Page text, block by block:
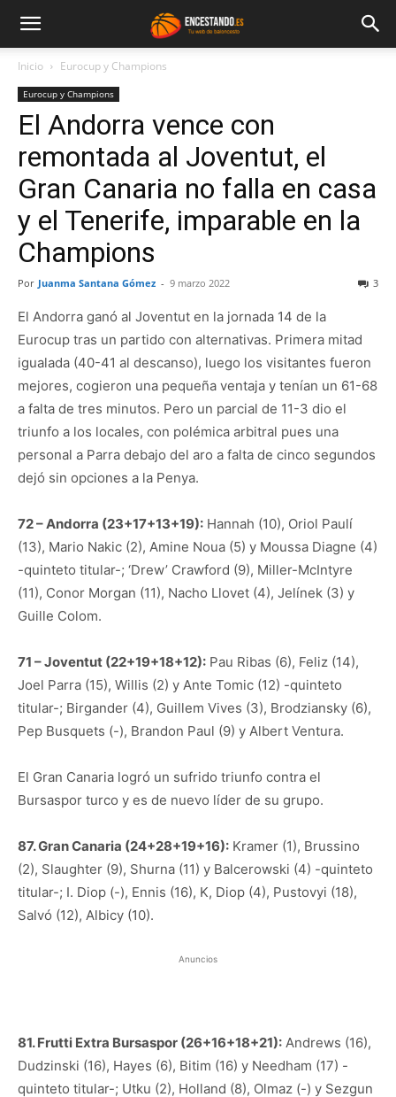
Inicio Eurocup y Champions
Eurocup y Champions
El Andorra vence con
remontada al Joventut, el
Gran Canaria no falla en casa
y el Tenerife, imparable en la
Champions
Por Juanma Santana Gómez - 9 marzo 2022 3
El Andorra ganó al Joventut en la jornada 14 de la
Eurocup tras un partido con alternativas. Primera mitad
igualada (40-41 al descanso), luego los visitantes fueron
mejores, cogieron una pequeña ventaja y tenían un 61-68
a falta de tres minutos. Pero un parcial de 11-3 dio el
triunfo a los locales, con polémica arbitral pues una
personal a Parra debajo del aro a falta de cinco segundos
dejó sin opciones a la Penya.
72 – Andorra (23+17+13+19): Hannah (10), Oriol Paulí
(13), Mario Nakic (2), Amine Noua (5) y Moussa Diagne (4)
-quinteto titular-; ‘Drew’ Crawford (9), Miller-McIntyre
(11), Conor Morgan (11), Nacho Llovet (4), Jelínek (3) y
Guille Colom.
71 – Joventut (22+19+18+12): Pau Ribas (6), Feliz (14),
Joel Parra (15), Willis (2) y Ante Tomic (12) -quinteto
titular-; Birgander (4), Guillem Vives (3), Brodziansky (6),
Pep Busquets (-), Brandon Paul (9) y Albert Ventura.
El Gran Canaria logró un sufrido triunfo contra el
Bursaspor turco y es de nuevo líder de su grupo.
87. Gran Canaria (24+28+19+16): Kramer (1), Brussino
(2), Slaughter (9), Shurna (11) y Balcerowski (4) -quinteto
titular-; I. Diop (-), Ennis (16), K, Diop (4), Pustovyi (18),
Salvó (12), Albicy (10).
Anuncios
81. Frutti Extra Bursaspor (26+16+18+21): Andrews (16),
Dudzinski (16), Hayes (6), Bitim (16) y Needham (17) -
quinteto titular-; Utku (2), Holland (8), Olmaz (-) y Sezgun